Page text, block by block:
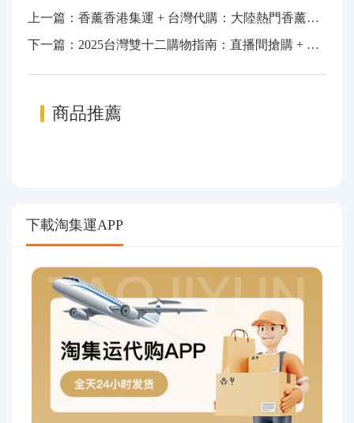
上一篇：香薰香港集運 + 台灣代購：大陸熱門香薰品類，一鍵直達香港台灣地區
下一篇：2025台灣雙十二購物指南：直播間搶購 + 代購攻略 + 集運教學，省錢跨境購物全解析
商品推薦
下載淘集運APP